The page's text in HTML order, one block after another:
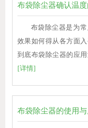
布袋除尘器确认温
布袋除尘器是为
效果如何得从各方面
到底布袋除尘器的应
[详情]
布袋除尘器的使用